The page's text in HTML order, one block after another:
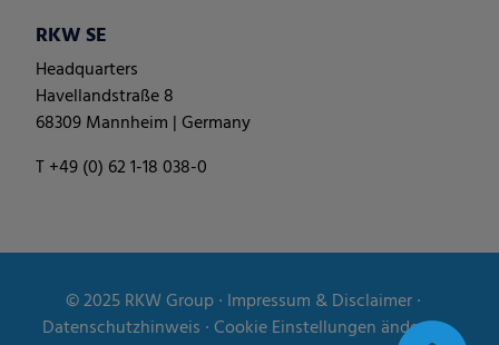
RKW SE
Headquarters
Havellandstraße 8
68309 Mannheim | Germany
T +49 (0) 62 1-18 038-0
© 2025RKW Group∙ Impressum & Disclaimer∙
Datenschutzhinweis ∙Cookie Einstellungen ändern∙